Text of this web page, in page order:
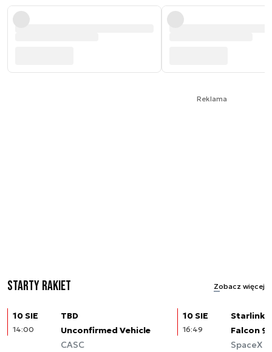
Reklama
Starty rakiet Zobacz więcej
10 SIE
14:00
TBD
Unconfirmed Vehicle
CASC
10 SIE
16:49
Starlink
Falcon 9
SpaceX